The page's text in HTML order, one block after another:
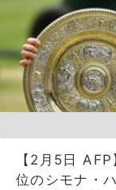
【2月5日
位のシモナ・